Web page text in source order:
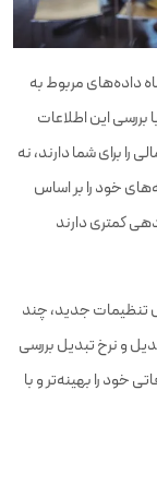
راه‌اندازی کمپین، توصیه می‌شود حداقل ۳ تا ۶ ماه داده‌های مربوط به
بررسی این اطلاعات
را برای شما دارند، نه
خود را بر اساس
کمتری دارند
تنظیمات جدید، چند
و نرخ تبدیل بررسی
خود را بهینه‌تر و با